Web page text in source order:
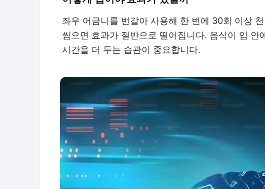
좌우 어금니를 번갈아 사용해 한 번에 30회 이상
씹으면 효과가 절반으로 떨어집니다. 음식이 입 안
시간을 더 두는 습관이 중요합니다.